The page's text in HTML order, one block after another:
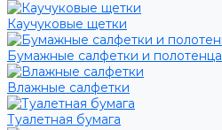
Каучуковые щетки
Бумажные салфетки и полотенца
Влажные салфетки
Туалетная бумага